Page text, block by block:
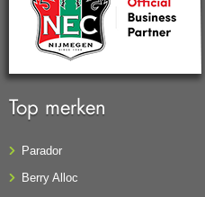
Top merken
Parador
Berry Alloc